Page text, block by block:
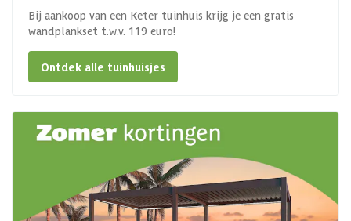
Bij aankoop van een Keter tuinhuis krijg je een gratis
wandplankset t.w.v. 119 euro!
Ontdek alle tuinhuisjes